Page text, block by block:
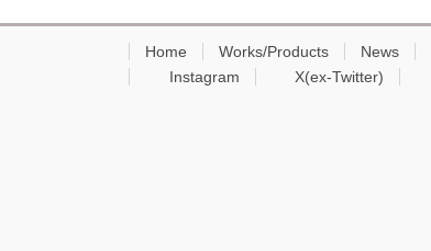
Home Works/Products News
Instagram
X(ex-Twitter)